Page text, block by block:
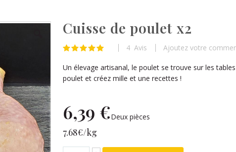
Cuisse de poulet x2
Évaluation: 4 Avis Ajoutez votre
Un élevage artisanal, le poulet se trouve sur les
poulet et créez mille et une recettes !
6,39 €Deux pièces
7.68€/kg